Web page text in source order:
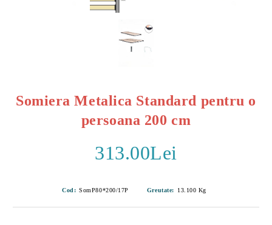
Somiera Metalica Standard pentru o
persoana 200 cm
313.00Lei
Cod: SomP80*200/17P Greutate: 13.100 Kg